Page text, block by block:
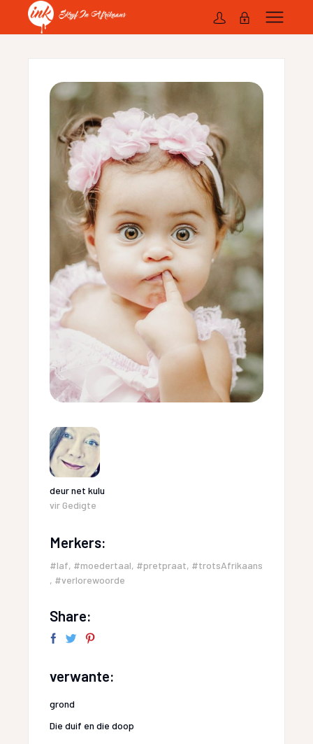
deurnet kulu
vir Gedigte
Merkers:
#laf, #moedertaal, #pretpraat, #trotsAfrikaans
, #verlorewoorde
Share:
verwante:
grond
Die duif en die doop